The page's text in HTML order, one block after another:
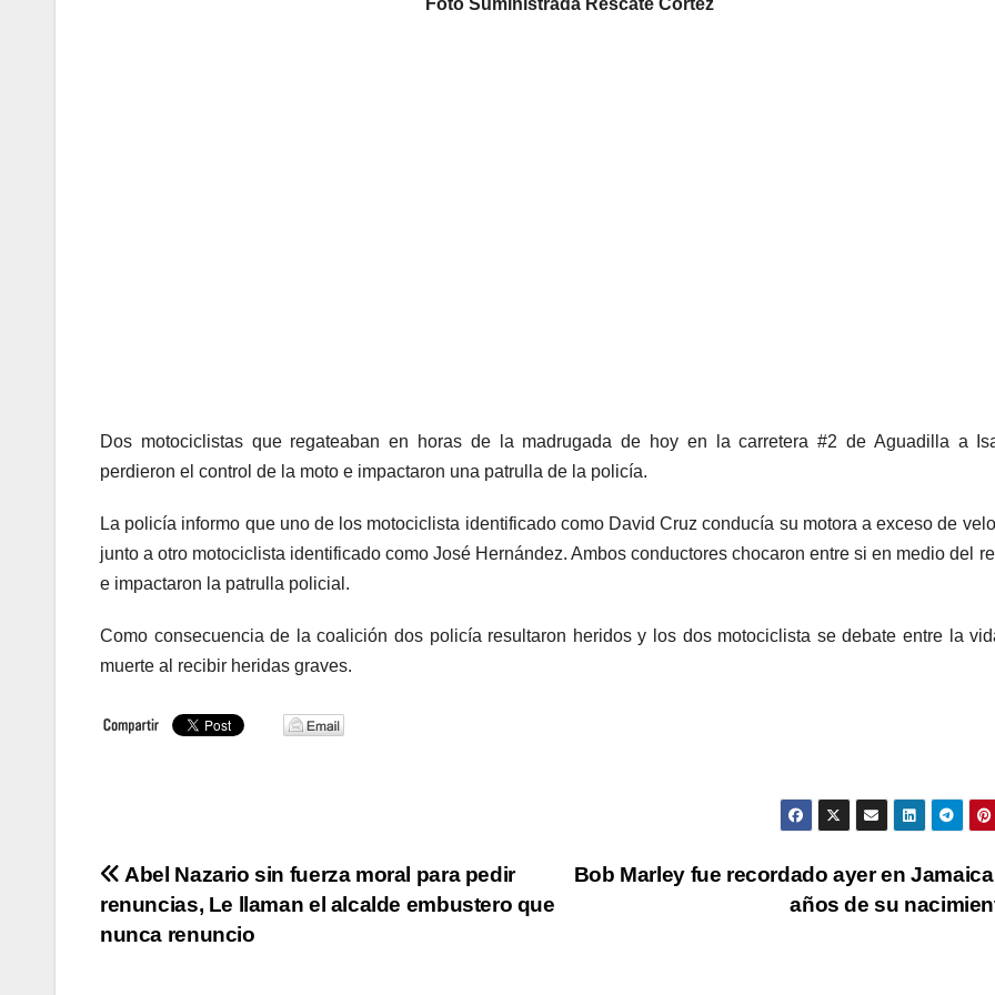
Dos motociclistas que regateaban en horas de la madrugada de hoy en la carretera #2 de Aguadilla a
perdieron el control de la moto e impactaron una patrulla de la policía.
La policía informo que uno de los motociclista identificado como David Cruz conducía su motora a exceso de
junto a otro motociclista identificado como José Hernández. Ambos conductores chocaron entre si en medio del
e impactaron la patrulla policial.
Como consecuencia de la coalición dos policía resultaron heridos y los dos motociclista se debate entre la
muerte al recibir heridas graves.
Navegación
de
Bob Marley fue recordado ayer en Jamaica
años de su
Abel Nazario sin fuerza moral para pedir
renuncias, Le llaman el alcalde embustero que
nunca renuncio